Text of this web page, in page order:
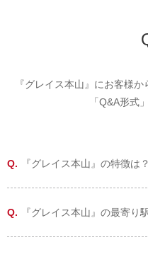
『グレイス本山』にお客様
「Q&A形式
『グレイス本山』の特徴は？
『グレイス本山』の最寄り